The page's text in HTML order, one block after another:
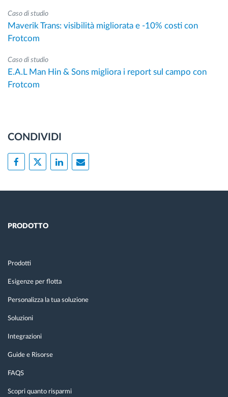
Caso di studio
Maverik Trans: visibilità migliorata e -10% costi con
Frotcom
Caso di studio
E.A.L Man Hin & Sons migliora i report sul campo con
Frotcom
CONDIVIDI
PRODOTTO
Prodotti
Esigenze per flotta
Personalizza la tua soluzione
Soluzioni
Integrazioni
Guide e Risorse
FAQS
Scopri quanto risparmi